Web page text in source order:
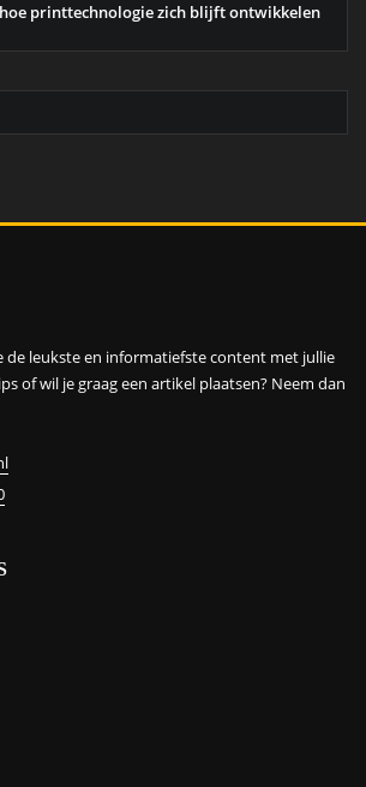
printtechnologie zich blijft ontwikkelen
de leukste en informatiefste content met jullie
of wil je graag een artikel plaatsen? Neem dan